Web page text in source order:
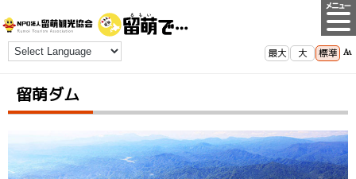
標準
大
最大
留萌ダム